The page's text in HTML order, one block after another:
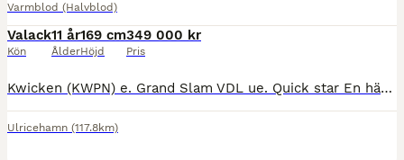
Varmblod (Halvblod)
Valack
Kön
11 år
Ålder
169 cm
Höjd
349 000 kr
Pris
Kwicken (KWPN) e. Grand Slam VDL ue. Quick star En häst med mycket kapacitet som både är försiktig och modig. Hoppar alla hindertyper. Kan alla skolor i dressyren. Sent tagen som tävlingshäst då fö
Ulricehamn (117.8km)